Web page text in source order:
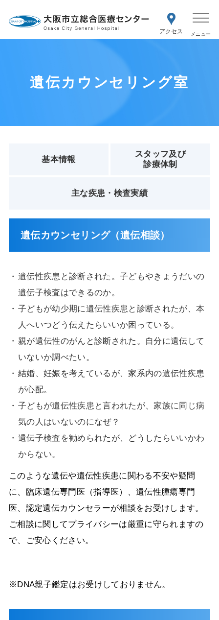
セス
遺伝カウンセリング室
基本情報
スタッフ及び
診療体制
主な疾患・検査実績
遺伝カウンセリング（遺伝相談）
遺伝性疾患と診断された。子どもやきょうだいの
遺伝子検査はできるのか。
子どもが幼少期に遺伝性疾患と診断されたが、本
人へいつどう伝えたらいいか困っている。
親が遺伝性のがんと診断された。自分に遺伝して
いないか調べたい。
結婚、妊娠を考えているが、家系内の遺伝性疾患
が心配。
子どもが遺伝性疾患と言われたが、家族に同じ病
気の人はいないのになぜ？
遺伝子検査を勧められたが、どうしたらいいかわ
からない。
このような遺伝や遺伝性疾患に関わる不安や疑問
に、臨床遺伝専門医（指導医）、遺伝性腫瘍専門
医、認定遺伝カウンセラーが相談をお受けします。
ご相談に関してプライバシーは厳重に守られますの
で、ご安心ください。
※DNA親子鑑定はお受けしておりません。
紹介状をお持ちの方はこちら
再診の予約変更はこちら